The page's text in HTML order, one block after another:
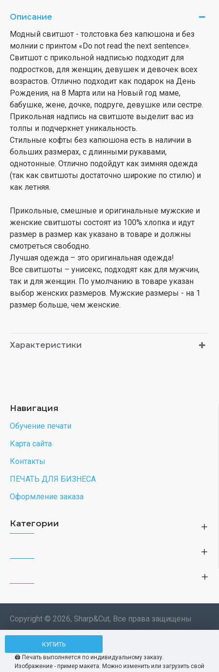
КУПИТЬ
🖨️ Печать выполняется по индивидуальному заказу.
Изображение - пример макета. Можно изменить или загрузить свой
Описание
Модный свитшот - толстовка без капюшона и без
молнии с принтом «Do not read the next sentence».
Свитшот с прикольной надписью подходит для
подростков, для женщин, девушек и девочек всех
возрастов. Отлично подходит как подарок на День
Рождения, на 8 Марта или на Новый год маме,
бабушке, жене, дочке, подруге, девушке или сестре.
Прикольная надпись на свитшоте выделит вас из
толпы и подчеркнет уникальность.
Стильные кофты без капюшона есть в наличии в
больших размерах, с длинными рукавами,
однотонные. Отлично подойдут как зимняя одежда
(так как свитшоты достаточно широкие по стилю) и
как летняя.
Прикольные, смешные и оригинальные мужские и
женские свитшоты состоят из 100% хлопка и идут
размер в размер как указано в товаре и должны
смотреться свободно.
Лучшая одежда – это оригинальная одежда!
Все свитшоты – унисекс, подходят как для мужчин,
так и для женщин. По умолчанию в товаре указан
выбор женских размеров. Мужские размеры - на 1
размер больше, чем женские.
Характеристики
Навигация
Обучение печати
Карта сайта
Контакты
ПЕЧАТЬ ДЛЯ БИЗНЕСА
Оформление заказа
Категории
Copyright © 2026, Sharp&Cut, Все права защищены
Типография. 🖨️ Печать всех
изделий по индивидуальному
заказу. Изображения —
Мы используем файлы cookie, чтобы вам
было удобнее пользоваться нашим сайтом.
Продолжая использование сайта, вы
Принять